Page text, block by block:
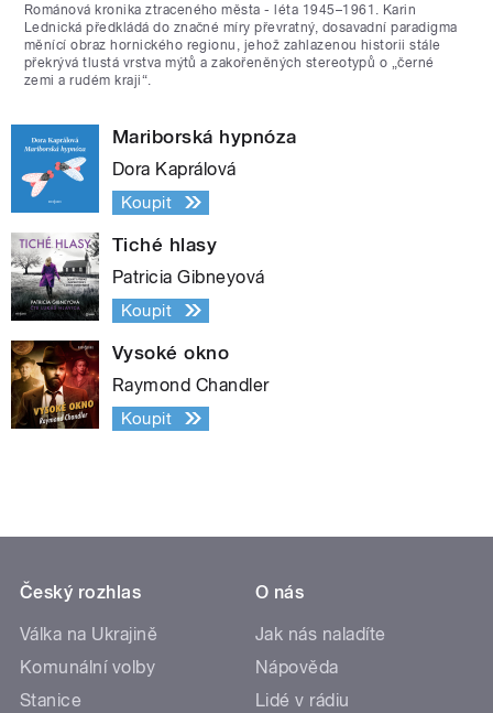
Románová kronika ztraceného města - léta 1945–1961. Karin
Lednická předkládá do značné míry převratný, dosavadní paradigma
měnící obraz hornického regionu, jehož zahlazenou historii stále
překrývá tlustá vrstva mýtů a zakořeněných stereotypů o „černé
zemi a rudém kraji“.
Mariborská hypnóza
Dora Kaprálová
Koupit
Tiché hlasy
Patricia Gibneyová
Koupit
Vysoké okno
Raymond Chandler
Koupit
Český rozhlas
Válka na Ukrajině
Komunální volby
Stanice
O nás
Jak nás naladíte
Nápověda
Lidé v rádiu